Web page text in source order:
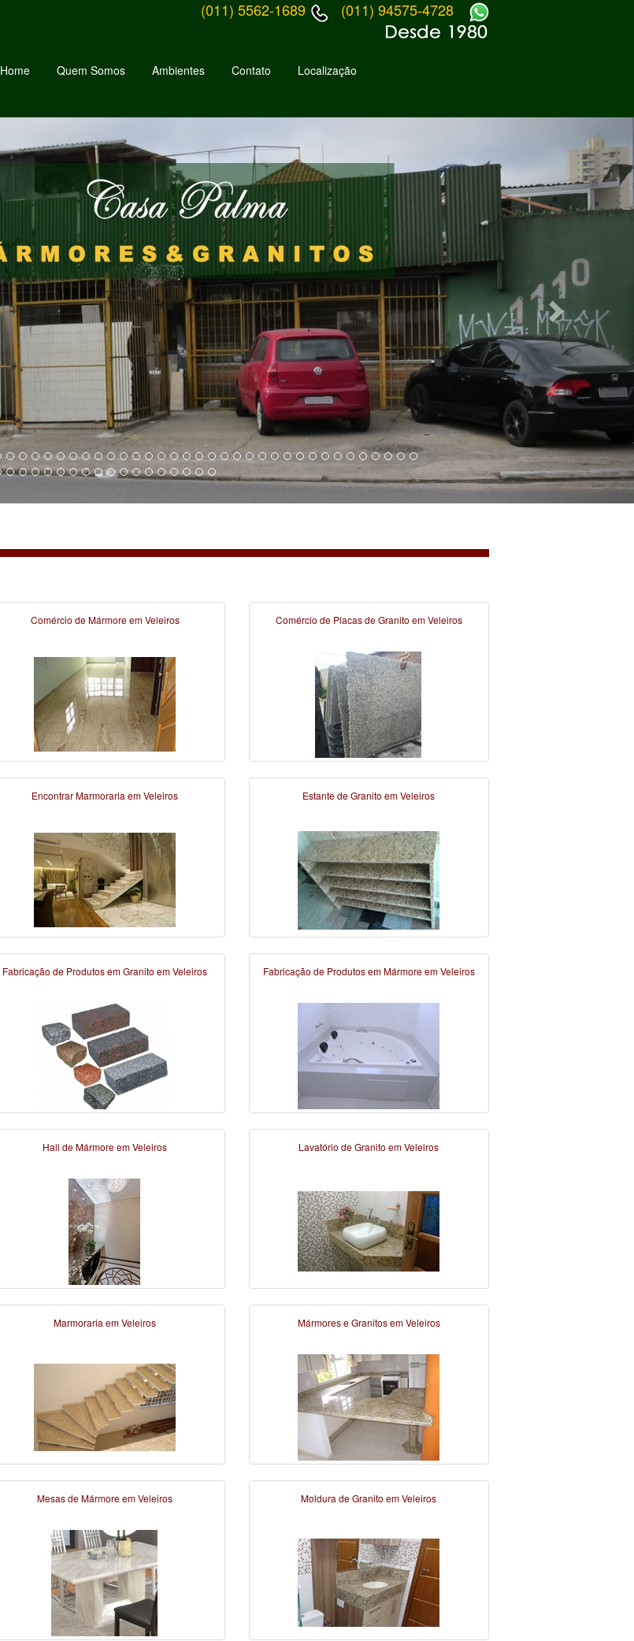
(011) 5562-1689 (011) 94575-4728
Home Quem Somos Ambientes Contato Localização
Comércio de Mármore em Veleiros Comércio de Placas de Granito em Veleiros
Encontrar Marmoraria em Veleiros Estante de Granito em Veleiros
Fabricação de Produtos em Granito em Veleiros Fabricação de Produtos em Mármore em Veleiros
Hall de Mármore em Veleiros Lavatório de Granito em Veleiros
Marmoraria em Veleiros Mármores e Granitos em Veleiros
Mesas de Mármore em Veleiros Moldura de Granito em Veleiros